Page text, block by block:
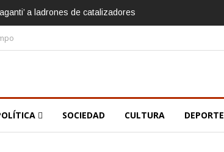
a ladrones de catalizadores
SOCIEDAD CULTURA